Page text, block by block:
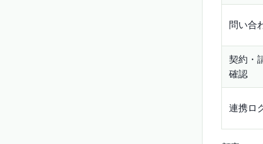
問い合
契約・
確認
連携ロ